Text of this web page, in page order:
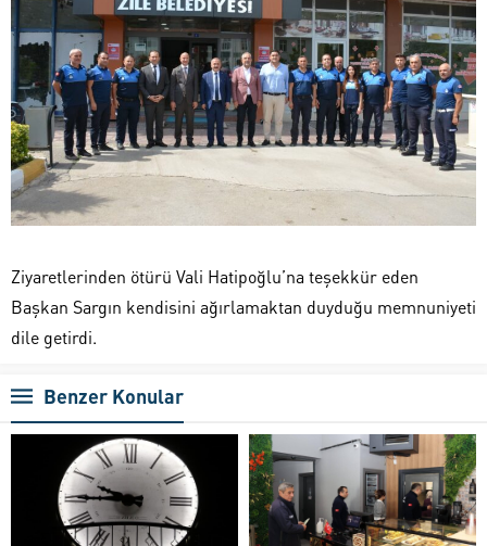
Ziyaretlerinden ötürü Vali Hatipoğlu’na teşekkür eden
Başkan Sargın kendisini ağırlamaktan duyduğu memnuniyeti
dile getirdi.
Benzer Konular